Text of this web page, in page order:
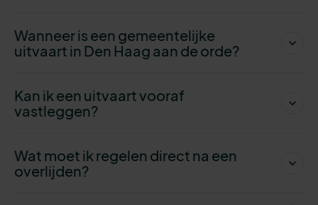
Wanneer is een gemeentelijke
uitvaart in Den Haag aan de orde?
Kan ik een uitvaart vooraf
vastleggen?
Wat moet ik regelen direct na een
overlijden?